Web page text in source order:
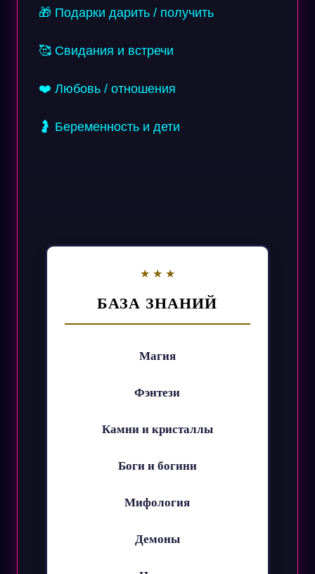
🎁 Подарки дарить / получить
🥰 Свидания и встречи
❤️ Любовь / отношения
🤰 Беременность и дети
БАЗА ЗНАНИЙ
Магия
Фэнтези
Камни и кристаллы
Боги и богини
Мифология
Демоны